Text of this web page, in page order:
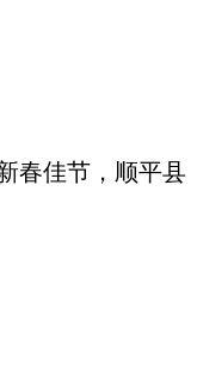
春佳节， 顺平县